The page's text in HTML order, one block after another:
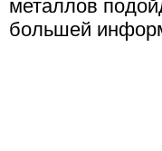
металлов
большей